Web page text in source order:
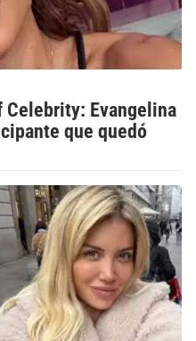
Celebrity: Evangelina
que quedó